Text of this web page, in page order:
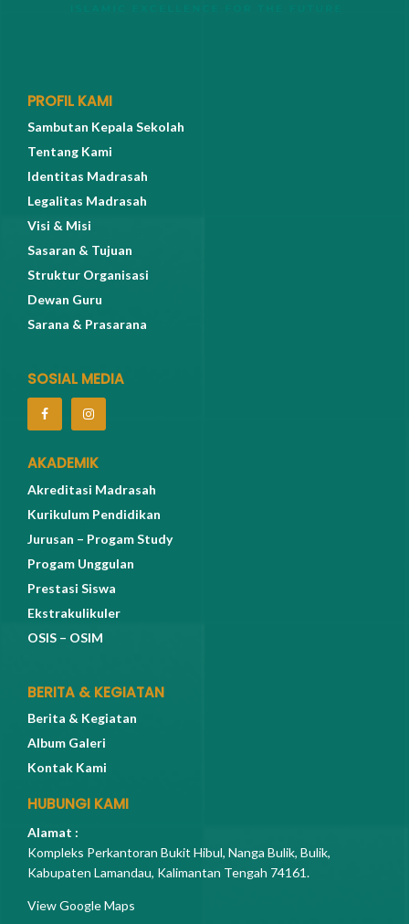
PROFIL KAMI
Sambutan Kepala Sekolah
Tentang Kami
Identitas Madrasah
Legalitas Madrasah
Visi & Misi
Sasaran & Tujuan
Struktur Organisasi
Dewan Guru
Sarana & Prasarana
SOSIAL MEDIA
AKADEMIK
Akreditasi Madrasah
Kurikulum Pendidikan
Jurusan – Progam Study
Progam Unggulan
Prestasi Siswa
Ekstrakulikuler
OSIS – OSIM
BERITA & KEGIATAN
Berita & Kegiatan
Album Galeri
Kontak Kami
HUBUNGI KAMI
Alamat :
Kompleks Perkantoran Bukit Hibul, Nanga Bulik, Bulik,
Kabupaten Lamandau, Kalimantan Tengah 74161.
View Google Maps